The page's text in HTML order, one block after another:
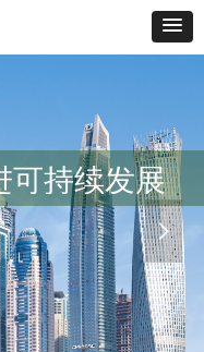
持续发展
넲